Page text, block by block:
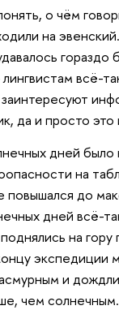
о чём
на
гораздо
всё-
да и просто
дней
на
повышался до
дней всё-
на
экспедиции
и
чем